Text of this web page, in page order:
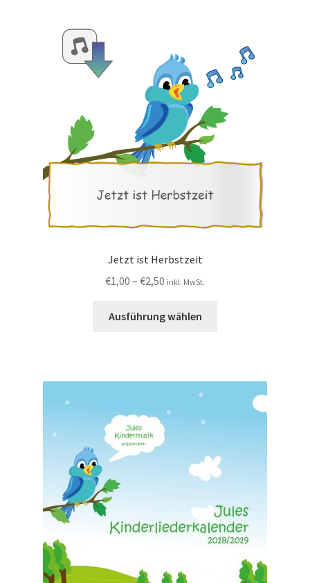
Jetzt ist Herbstzeit
€1,00 – €2,50 inkl. MwSt.
Ausführung wählen